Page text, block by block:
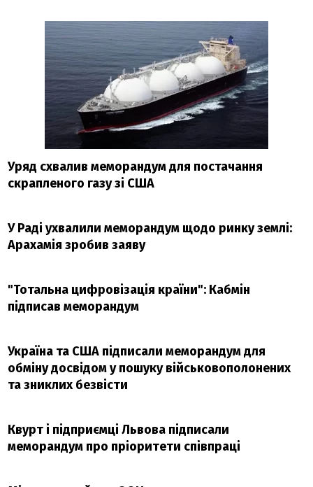
Уряд схвалив меморандум для постачання
скрапленого газу зі США
У Раді ухвалили меморандум щодо ринку землі:
Арахамія зробив заяву
"Тотальна цифровізація країни": Кабмін
підписав меморандум
Україна та США підписали меморандум для
обміну досвідом у пошуку військовополонених
та зниклих безвісти
Квурт і підприємці Львова підписали
меморандум про пріоритети співпраці